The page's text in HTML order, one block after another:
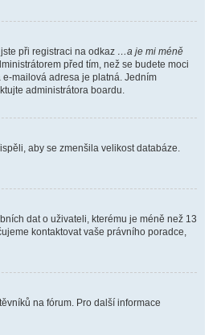
při registraci na odkaz …a je mi méně
před tím, než se budete moci
mailová adresa je platná. Jedním
administrátora boardu.
aby se zmenšila velikost databáze.
dat o uživateli, kterému je méně než 13
kontaktovat vaše právního poradce,
na fórum. Pro další informace